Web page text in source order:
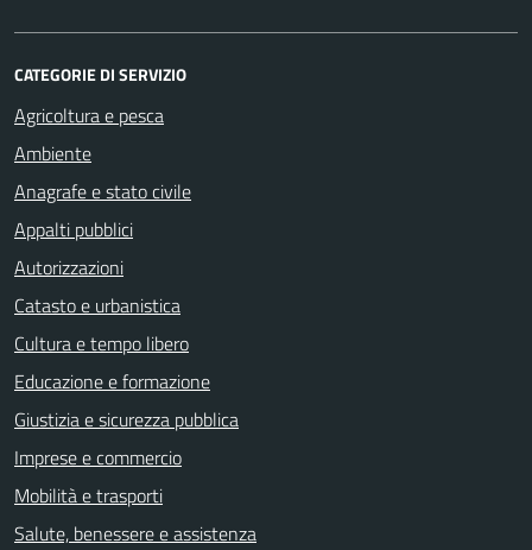
CATEGORIE DI SERVIZIO
Agricoltura e pesca
Ambiente
Anagrafe e stato civile
Appalti pubblici
Autorizzazioni
Catasto e urbanistica
Cultura e tempo libero
Educazione e formazione
Giustizia e sicurezza pubblica
Imprese e commercio
Mobilità e trasporti
Salute, benessere e assistenza